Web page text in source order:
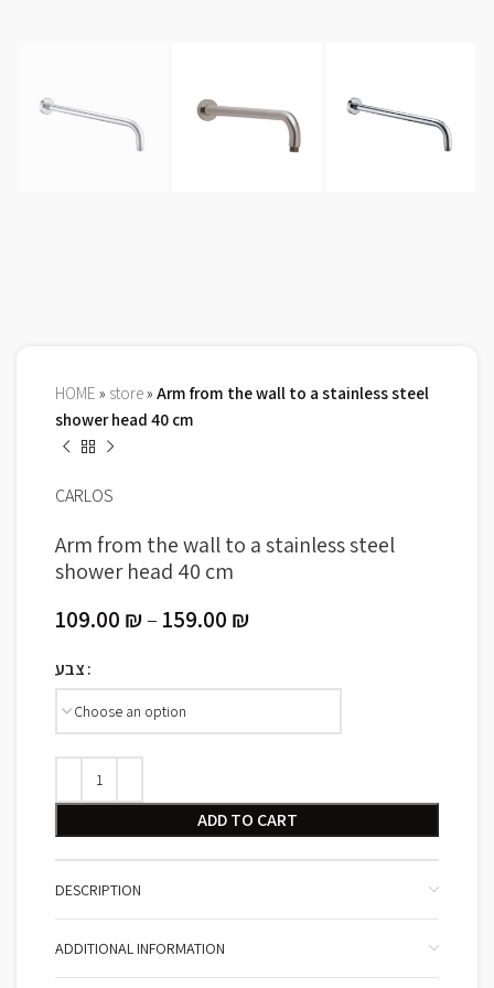
HOME » store» Arm from the wall to a stainless steel
shower head 40 cm
CARLOS
Arm from the wall to a stainless steel
shower head 40 cm
109.00 ₪–159.00 ₪
צבע
ADD TO CART
DESCRIPTION
ADDITIONAL INFORMATION